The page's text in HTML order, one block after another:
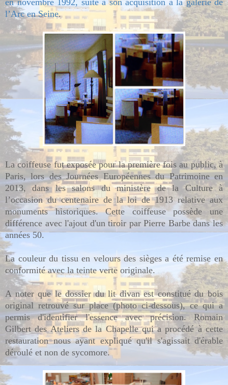
l’Arc en Seine.
La coiffeuse fut exposée pour la première fois au public, à
Paris, lors des Journées Européennes du Patrimoine en
2013,dans les salons du ministère de la Culture à
l’occasion du centenaire de la loi de 1913 relative aux
monuments historiques. Cette coiffeuse possède une
différence avec l'ajout d'un tiroir par Pierre Barbe dans les
années 50.
La couleur du tissu en velours des sièges a été remise en
conformité avec la teinte verte originale.
A noter que le dossier du lit divan est constitué du bois
original retrouvé sur place (photo ci-dessous), ce qui a
permis d'identifier l'essence avec précision. Romain
Gilbert des Ateliers de la Chapelle qui a procédé à cette
restauration nous ayant expliqué qu'il s'agissait d'érable
déroulé et non de sycomore.